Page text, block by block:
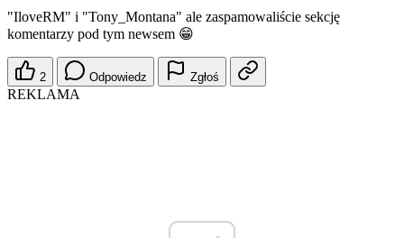
"IloveRM" i "Tony_Montana" ale zaspamowaliście sekcję
komentarzy pod tym newsem 😁
2 Odpowiedz Zgłoś
REKLAMA